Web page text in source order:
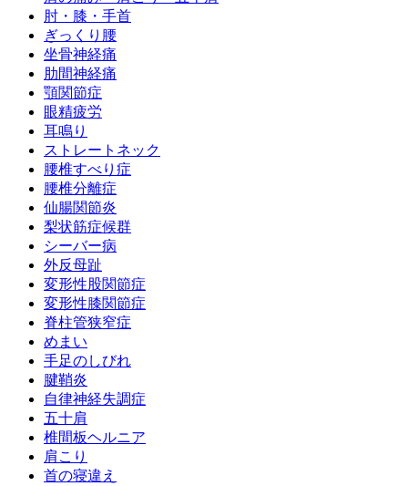
肘・膝・手首
ぎっくり腰
坐骨神経痛
肋間神経痛
顎関節症
眼精疲労
耳鳴り
ストレートネック
腰椎すべり症
腰椎分離症
仙腸関節炎
梨状筋症候群
シーバー病
外反母趾
変形性股関節症
変形性膝関節症
脊柱管狭窄症
めまい
手足のしびれ
腱鞘炎
自律神経失調症
五十肩
椎間板ヘルニア
肩こり
首の寝違え